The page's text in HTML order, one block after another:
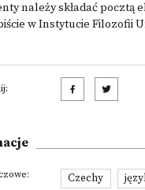
należy składać pocztą
w Instytucie Filozofii
Czechy